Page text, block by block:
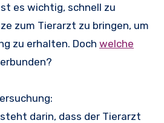
es wichtig, schnell zu
zum Tierarzt zu bringen, um
zu erhalten. Doch welche
darin, dass der Tierarzt